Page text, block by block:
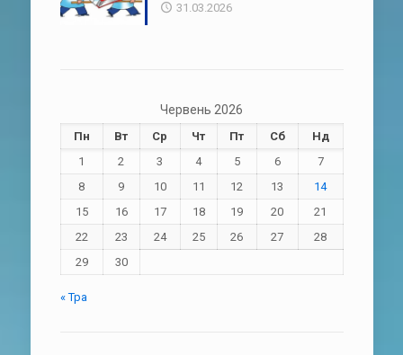
31.03.2026
Червень 2026
Пн Вт Ср Чт Пт Сб
Нд
1
2 3 4 5 6
7
8
9 10 11 12 13
14
15
16 17 18 19 20
21
22
23 24 25 26 27
28
29
30
« Тра